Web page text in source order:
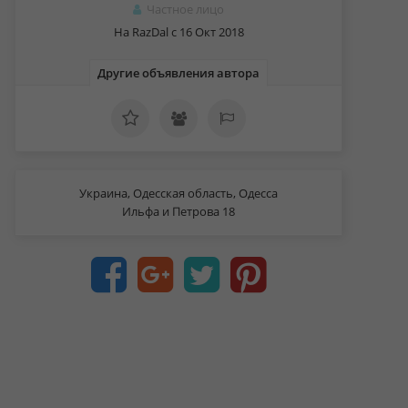
Частное лицо
На RazDal c 16 Окт 2018
Другие объявления автора
Украина, Одесская область, Одесса
Ильфа и Петрова 18